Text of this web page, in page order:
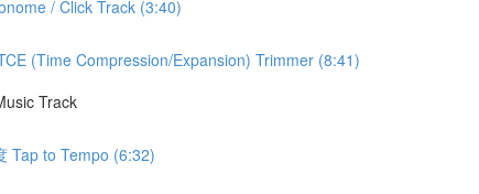
/ Click Track (3:40)
(Time Compression/Expansion) Trimmer (8:41)
Track
Tap to Tempo (6:32)